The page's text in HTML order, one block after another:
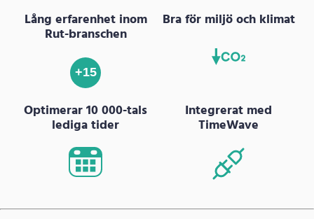
Lång erfarenhet inom
Rut-branschen
+15
Bra för miljö och klimat
Optimerar 10 000-tals
lediga tider
Integrerat med
TimeWave